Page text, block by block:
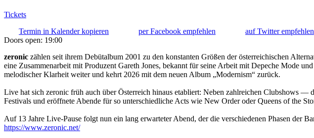
Tickets
Termin in Kalender kopieren
per Facebook empfehlen
auf Twitter empfehlen
Doors open: 19:00
zeronic zählen seit ihrem Debütalbum 2001 zu den konstanten Größen der österreichischen
eine Zusammenarbeit mit Produzent Gareth Jones, bekannt für seine Arbeit mit Depeche Mode
melodischer Klarheit weiter und kehrt 2026 mit dem neuen Album „Modernism“ zurück.
Live hat sich zeronic früh auch über Österreich hinaus etabliert: Neben zahlreichen Clubshows
Festivals und eröffnete Abende für so unterschiedliche Acts wie New Order oder Queens of the
Auf 13 Jahre Live-Pause folgt nun ein lang erwarteter Abend, der die verschiedenen Phasen der
https://www.zeronic.net/